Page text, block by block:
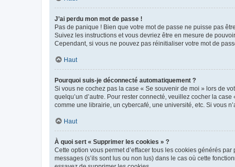
J’ai perdu mon mot de passe !
Pas de panique ! Bien que votre mot de passe ne puisse pas
Suivez les instructions et vous devriez être en mesure de
Cependant, si vous ne pouvez pas réinitialiser votre mot de
Haut
Pourquoi suis-je déconnecté automatiquement ?
Si vous ne cochez pas la case « Se souvenir de moi » lors de
quelqu’un d’autre. Pour rester connecté, veuillez cocher la
comme une librairie, un cybercafé, une université, etc. Si vous
Haut
À quoi sert « Supprimer les cookies » ?
Cette option vous permet d’effacer tous les cookies générés
messages (s’ils sont lus ou non lus) dans le cas où cette